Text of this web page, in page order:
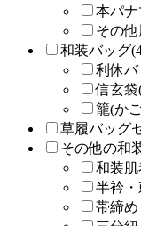
本パナ
その
和装バッグ
利休バ
信玄袋
籠(か
草履バッグ
その他の和
和装肌
半衿・
帯締め